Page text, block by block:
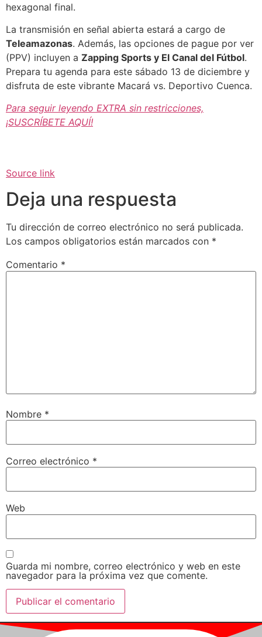
hexagonal final.
La transmisión en señal abierta estará a cargo de
Teleamazonas. Además, las opciones de pague por ver
(PPV) incluyen a Zapping Sports y El Canal del Fútbol.
Prepara tu agenda para este sábado 13 de diciembre y
disfruta de este vibrante Macará vs. Deportivo Cuenca.
Para seguir leyendo EXTRA sin restricciones,
¡SUSCRÍBETE AQUÍ!
Source link
Deja una respuesta
Tu dirección de correo electrónico no será publicada.
Los campos obligatorios están marcados con *
Comentario *
Nombre *
Correo electrónico *
Web
Guarda mi nombre, correo electrónico y web en este
navegador para la próxima vez que comente.